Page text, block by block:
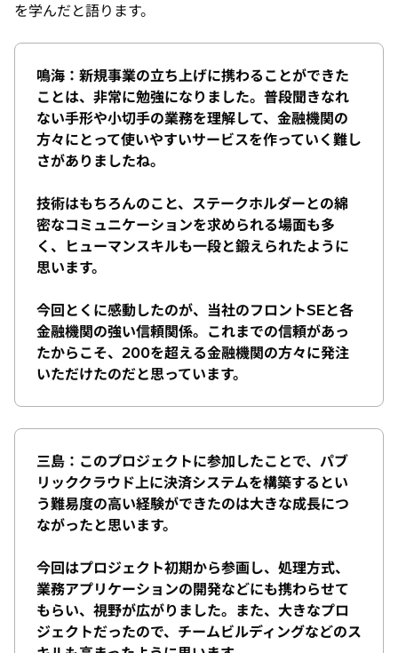
を学んだと語ります。
鳴海：新規事業の立ち上げに携わることができた
ことは、非常に勉強になりました。普段聞きなれ
ない手形や小切手の業務を理解して、金融機関の
方々にとって使いやすいサービスを作っていく難し
さがありましたね。
技術はもちろんのこと、ステークホルダーとの綿
密なコミュニケーションを求められる場面も多
く、ヒューマンスキルも一段と鍛えられたように
思います。
今回とくに感動したのが、当社のフロントSEと各
金融機関の強い信頼関係。これまでの信頼があっ
たからこそ、200を超える金融機関の方々に発注
いただけたのだと思っています。
三島：このプロジェクトに参加したことで、パブ
リッククラウド上に決済システムを構築するとい
う難易度の高い経験ができたのは大きな成長につ
ながったと思います。
今回はプロジェクト初期から参画し、処理方式、
業務アプリケーションの開発などにも携わらせて
もらい、視野が広がりました。また、大きなプロ
ジェクトだったので、チームビルディングなどのス